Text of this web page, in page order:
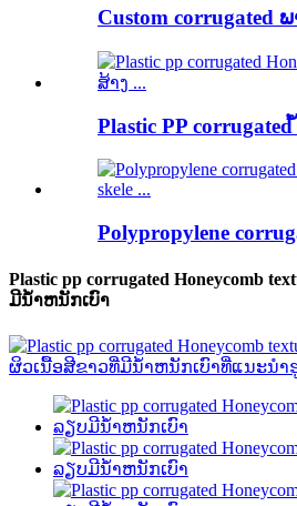
Custom corrugated
Plastic PP corrugated
Polypropylene
Plastic pp corrugated Honeycomb
ມີນ້ໍາຫນັກເບົາ